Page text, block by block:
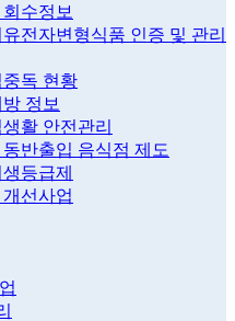
수정보
전자변형식품 인증 및 관리
독 현황
정보
활 안전관리
반출입 음식점 제도
등급제
선사업